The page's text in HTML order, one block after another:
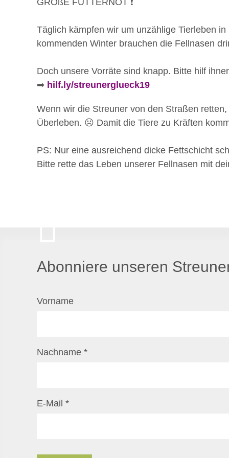
Täglich kämpfen wir um unzählige Tierleben
kommenden Winter brauchen die Fellnasen
Doch unsere Vorräte sind knapp. Bitte hilf
➡ hilf.ly/streunerglueck19
Wenn wir die Streuner von den Straßen
Überleben. ☹ Damit die Tiere zu Kräften
PS: Nur eine ausreichend dicke Fettschicht
Bitte rette das Leben unserer Fellnasen mit
Abonniere unseren
Vorname
Nachname *
E-Mail *